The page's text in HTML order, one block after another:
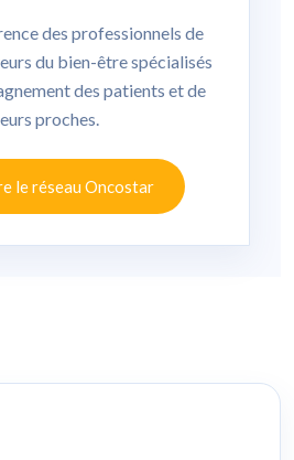
des professionnels de
du bien-être spécialisés
des patients et de
proches.
le réseau Oncostar